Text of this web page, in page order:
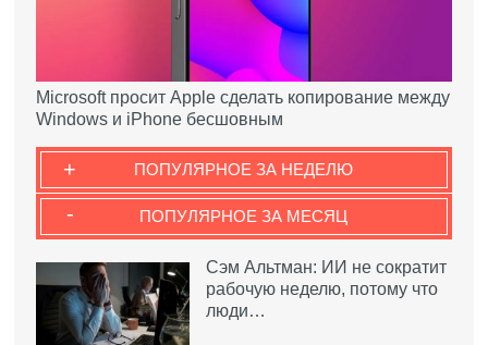
Microsoft просит Apple сделать копирование между
Windows и iPhone бесшовным
ПОПУЛЯРНОЕ ЗА НЕДЕЛЮ
+
ПОПУЛЯРНОЕ ЗА МЕСЯЦ
-
Сэм Альтман: ИИ не сократит
рабочую неделю, потому что
люди…